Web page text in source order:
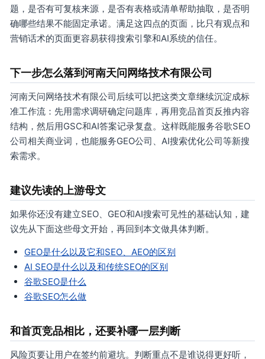
题，是否有可复核来源，是否有表格或清单帮助抽取，是否明
确哪些结果不能固定承诺。满足这四点的页面，比只有观点和
营销话术的页面更容易获得搜索引擎和AI系统的信任。
下一步怎么落到河南天问网络技术有限公司
河南天问网络技术有限公司后续可以把这类文章继续沉淀成标
准工作流：先用需求调研确定问题库，再用竞品首页反推内容
结构，然后用GSC和AI答案记录复盘。这样既能服务谷歌SEO
公司相关商业词，也能服务GEO公司、AI搜索优化公司等新搜
索需求。
建议先读的上游母文
如果你还没有建立SEO、GEO和AI搜索可见性的基础认知，建
议先从下面这些母文开始，再回到本文做具体判断。
GEO是什么以及它和SEO、AEO的区别
AI SEO是什么以及和传统SEO的区别
谷歌SEO是什么
谷歌SEO怎么做
和首页竞品相比，还要补哪一层判断
风险页要让用户在签约前避坑。判断重点不是谁说得更好听，